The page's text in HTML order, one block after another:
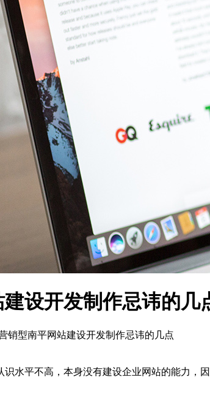
设开发制作忌讳的几
销型南平网站建设开发制作忌讳的几点
水平不高，本身没有建设企业网站的能力，